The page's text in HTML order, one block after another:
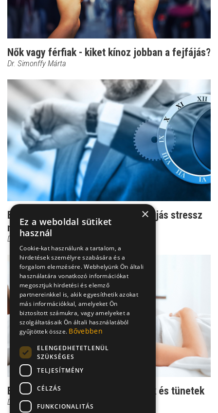
Nők vagy férfiak - kiket kínoz jobban a fejfájás?
Dr. Simonffy Márta
Egy mind gyakoribb jelenség: fejfájás stressz
miatt
Dr. Simonffy Márta
Ez is migrén, az is migrén - típusok és tünetek
Dr. Simonffy Márta
×
Ez a weboldal sütiket
használ
Cookie-kat használunk a tartalom, a
hirdetések személyre szabására és a
forgalom elemzésére. Webhelyünk Ön általi
használatára vonatkozó információkat
megosztjuk hirdetési és elemző
partnereinkkel is, akik egyesíthetik azokat
más információkkal, amelyeket Ön
biztosított számukra, vagy amelyeket a
szolgáltatásaik Ön általi használatából
gyűjtöttek össze. Bővebben
ELENGEDHETETLENÜL
SZÜKSÉGES
TELJESÍTMÉNY
CÉLZÁS
FUNKCIONALITÁS